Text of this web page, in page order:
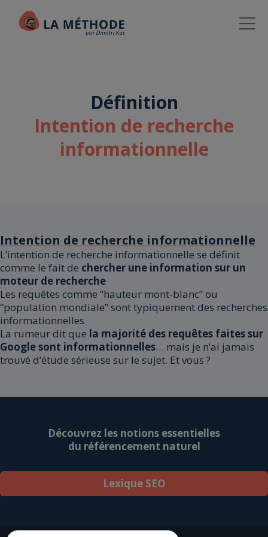
Définition
Intention de recherche
informationnelle
Intention de recherche informationnelle
L’intention de recherche informationnelle se définit
comme le fait de chercher une information sur un
moteur de recherche
Les requêtes comme “hauteur mont-blanc” ou
“population mondiale” sont typiquement des recherches
informationnelles
La rumeur dit que la majorité des requêtes faites sur
Google sont informationnelles… mais je n’ai jamais
trouvé d’étude sérieuse sur le sujet. Et vous ?
Découvrez les notions essentielles
du référencement naturel
Lexique SEO